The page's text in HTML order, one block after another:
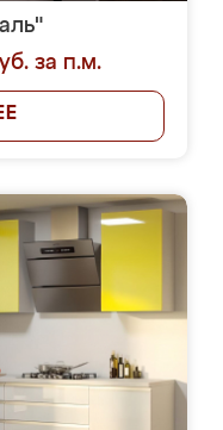
за п.м.